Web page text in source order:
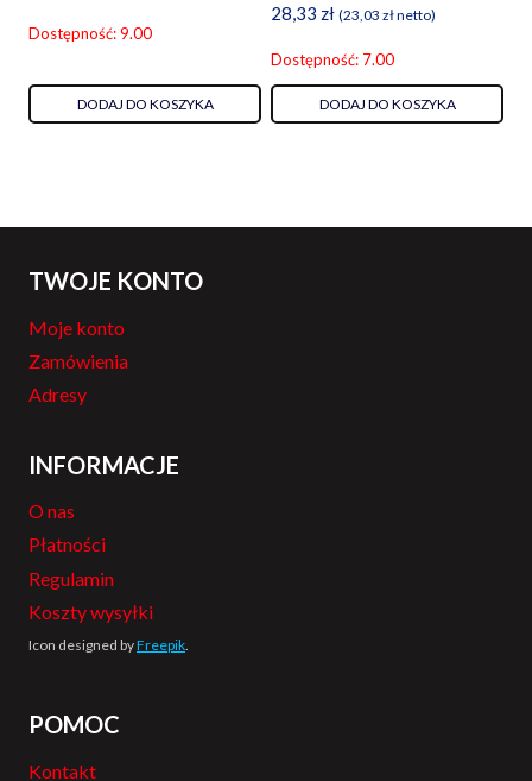
Dostępność: 9.00
DODAJ DO KOSZYKA
28,33 zł (23,03 złnetto)
Dostępność: 7.00
DODAJ DO KOSZYKA
TWOJE KONTO
Moje konto
Zamówienia
Adresy
INFORMACJE
O nas
Płatności
Regulamin
Koszty wysyłki
Icon designed byFreepik.
POMOC
Kontakt